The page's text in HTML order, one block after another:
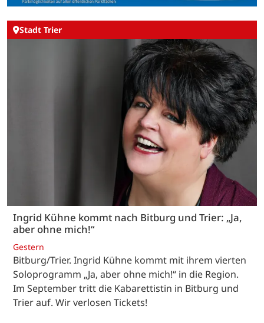
Stadt Trier
Ingrid Kühne kommt nach Bitburg und Trier: „Ja,
aber ohne mich!“
Gestern
Bitburg/Trier. Ingrid Kühne kommt mit ihrem vierten
Soloprogramm „Ja, aber ohne mich!“ in die Region.
Im September tritt die Kabarettistin in Bitburg und
Trier auf. Wir verlosen Tickets!